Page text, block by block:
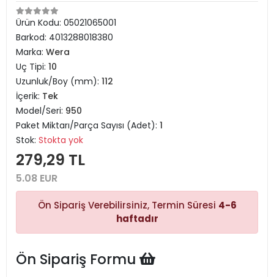
Ürün Kodu: 05021065001
Barkod: 4013288018380
Marka: Wera
Uç Tipi: 10
Uzunluk/Boy (mm): 112
İçerik: Tek
Model/Seri: 950
Paket Miktarı/Parça Sayısı (Adet): 1
Stok: Stokta yok
279,29 TL
5.08 EUR
Ön Sipariş Verebilirsiniz, Termin Süresi 4-6
haftadır
Ön Sipariş Formu